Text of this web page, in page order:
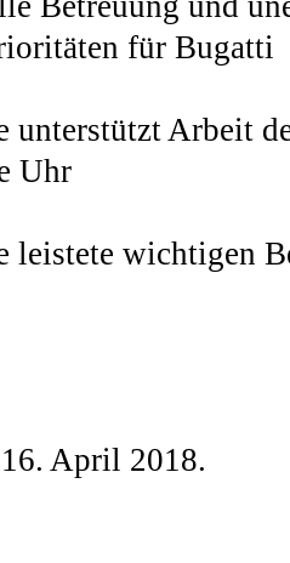
für Bugatti
unterstützt Arbeit
Uhr
leistete wichtigen
April 2018.